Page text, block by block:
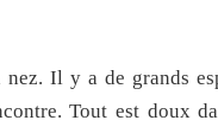
Il y a de grands
Tout est doux